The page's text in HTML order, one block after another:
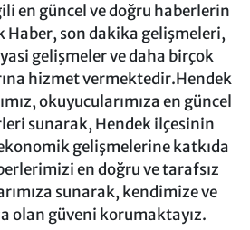
en güncel ve doğru haberlerin
Haber, son dakika gelişmeleri,
gelişmeler ve daha birçok
hizmet vermektedir.Hendek
okuyucularımıza en güncel
sunarak, Hendek ilçesinin
gelişmelerine katkıda
en doğru ve tarafsız
sunarak, kendimize ve
olan güveni korumaktayız.